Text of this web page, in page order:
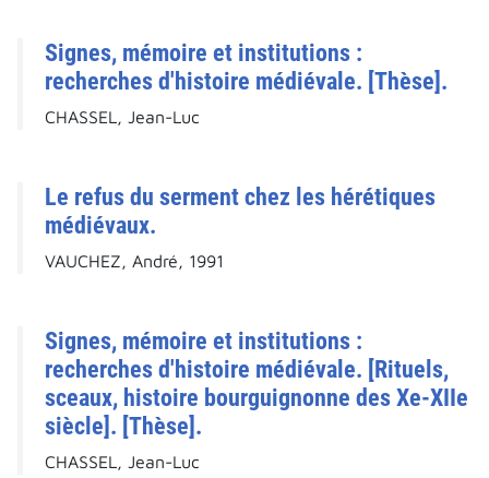
Signes, mémoire et institutions :
recherches d'histoire médiévale. [Thèse].
CHASSEL, Jean-Luc
Le refus du serment chez les hérétiques
médiévaux.
VAUCHEZ, André, 1991
Signes, mémoire et institutions :
recherches d'histoire médiévale. [Rituels,
sceaux, histoire bourguignonne des Xe-XIIe
siècle]. [Thèse].
CHASSEL, Jean-Luc